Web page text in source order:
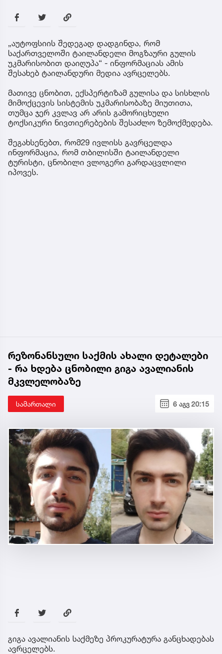
„აუტოფსიის შედეგად დადგინდა, რომ
საქართველოში ტაილანდელი მოგზაური გულის
უკმარისობით დაიღუპა“ - ინფორმაციას ამის
შესახებ ტაილანდური მედია ავრცელებს.
მათივე ცნობით, ექსპერტიზამ გულისა და სისხლის
მიმოქცევის სისტემის უკმარისობაზე მიუთითა,
თუმცა ჯერ კვლავ არ არის გამორიცხული
ტოქსიკური ნივთიერებების შესაძლო ზემოქმედება.
შეგახსენებთ, რომ29 ივლისს გავრცელდა
ინფორმაცია, რომ თბილისში ტაილანდელი
ტურისტი, ცნობილი ვლოგერი გარდაცვლილი
იპოვეს.
რეზონანსული საქმის ახალი დეტალები
- რა ხდება ცნობილი გიგა ავალიანის
მკვლელობაზე
სამართალი 6 აგვ 20:15
გიგა ავალიანის საქმეზე პროკურატურა განცხადებას
ავრცელებს.